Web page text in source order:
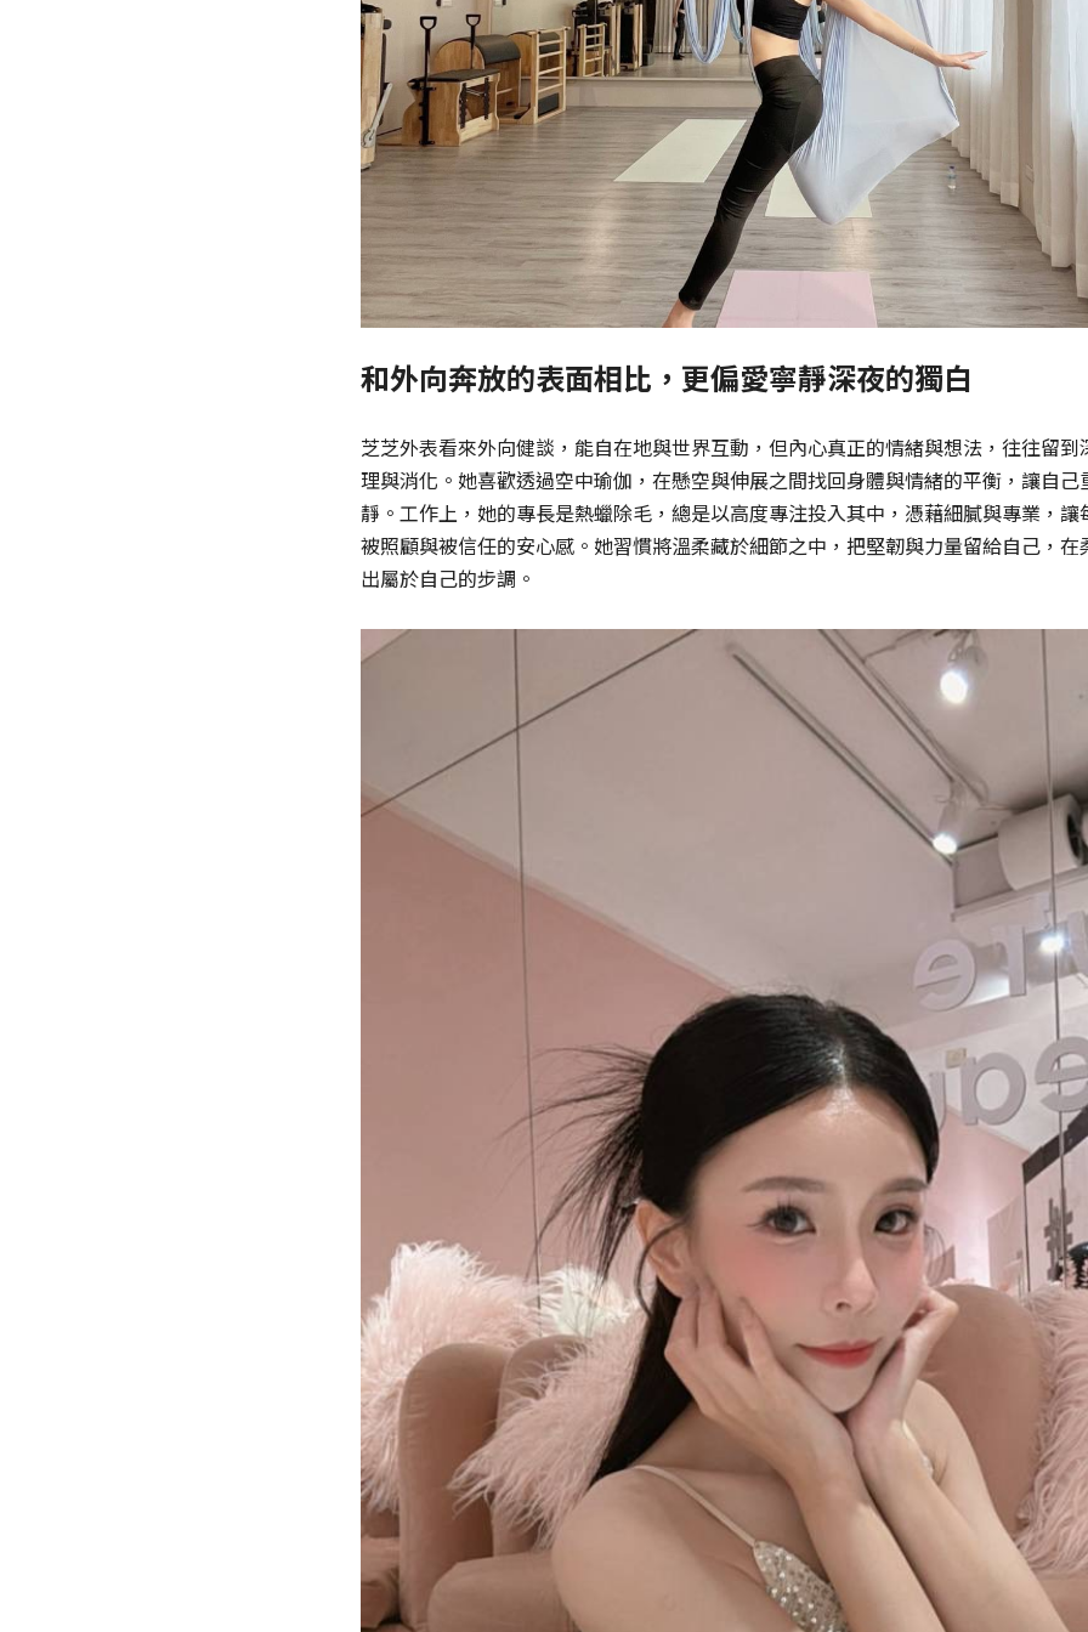
和外向奔放的表面相比，更偏愛寧靜深夜的獨白
芝芝外表看來外向健談，能自在地與世界互動，但內心真正的情緒與想法，往往留
理與消化。她喜歡透過空中瑜伽，在懸空與伸展之間找回身體與情緒的平衡，讓自己
靜。工作上，她的專長是熱蠟除毛，總是以高度專注投入其中，憑藉細膩與專業，
被照顧與被信任的安心感。她習慣將溫柔藏於細節之中，把堅韌與力量留給自己，
出屬於自己的步調。